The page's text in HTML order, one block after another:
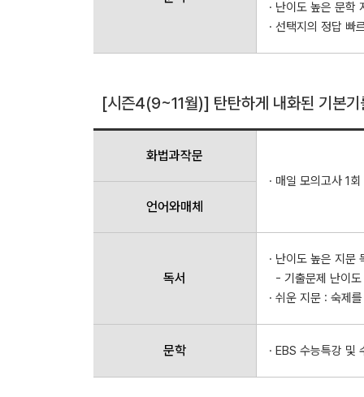
· 난이도 높은 문학
· 선택지의 정답 빠
[시즌4(9~11월)] 탄탄하게 내화된 기본
화법과작문
· 매일 모의고사 1
언어와매체
독서
· 난이도 높은 지문
- 기출문제 난이
· 쉬운 지문 : 숙제
문학 · EBS 수능특강 및